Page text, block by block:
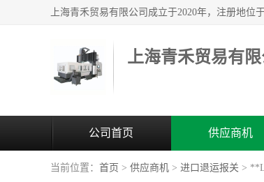
上海青禾贸易有限
公司首页 供应商机
当前位置： 首页 > 供应商机 > 进口退运报关 >